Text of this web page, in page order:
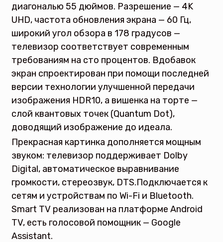
диагональю 55 дюймов. Разрешение — 4K
UHD, частота обновления экрана — 60 Гц,
широкий угол обзора в 178 градусов —
телевизор соответствует современным
требованиям на сто процентов. Вдобавок
экран спроектирован при помощи последней
версии технологии улучшенной передачи
изображения HDR10, а вишенка на торте —
слой квантовых точек (Quantum Dot),
доводящий изображение до идеала.
Прекрасная картинка дополняется мощным
звуком: телевизор поддерживает Dolby
Digital, автоматическое выравнивание
громкости, стереозвук, DTS.Подключается к
сетям и устройствам по Wi-Fi и Bluetooth.
Smart TV реализован на платформе Android
TV, есть голосовой помощник — Google
Assistant.